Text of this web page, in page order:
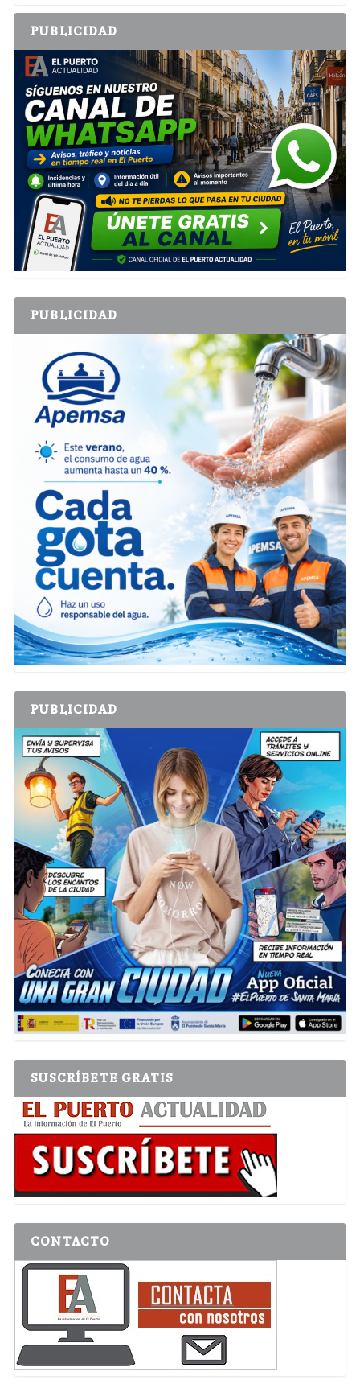
PUBLICIDAD
PUBLICIDAD
PUBLICIDAD
SUSCRÍBETE GRATIS
CONTACTO